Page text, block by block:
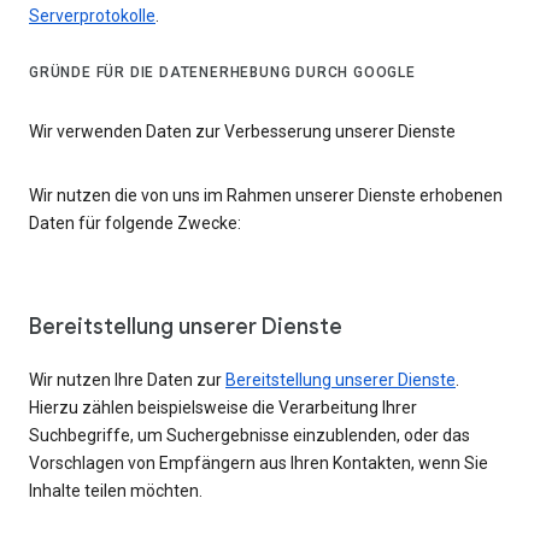
Serverprotokolle.
GRÜNDE FÜR DIE DATENERHEBUNG DURCH GOOGLE
Wir verwenden Daten zur Verbesserung unserer Dienste
Wir nutzen die von uns im Rahmen unserer Dienste erhobenen
Daten für folgende Zwecke:
Bereitstellung unserer Dienste
Wir nutzen Ihre Daten zur Bereitstellung unserer Dienste
Hierzu zählen beispielsweise die Verarbeitung Ihrer
Suchbegriffe, um Suchergebnisse einzublenden, oder das
Vorschlagen von Empfängern aus Ihren Kontakten, wenn Sie
Inhalte teilen möchten.